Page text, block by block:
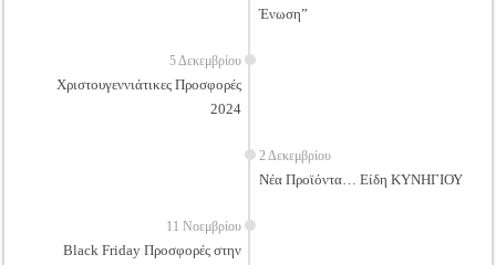
Ένωση”
5 Δεκεμβρίου
Χριστουγεννιάτικες Προσφορές
2024
2 Δεκεμβρίου
Νέα Προϊόντα… Είδη ΚΥΝΗΓΙΟΥ
11 Νοεμβρίου
Black Friday Προσφορές στην